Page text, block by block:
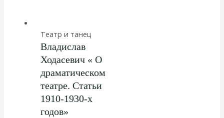
Театр и танец
Владислав
Ходасевич « О
драматическом
театре. Статьи
1910-1930-х
годов»